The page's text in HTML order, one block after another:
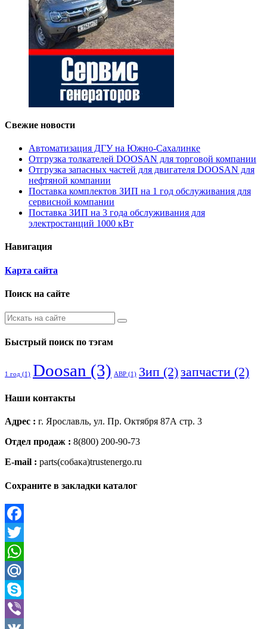
Свежие новости
Автоматизация ДГУ на Южно-Сахалинке
Отгрузка толкателей DOOSAN для торговой компании
Отгрузка запасных частей для двигателя DOOSAN для
нефтяной компании
Поставка комплектов ЗИП на 1 год обслуживания для
сервисной компании
Поставка ЗИП на 3 года обслуживания для
электростанций 1000 кВт
Навигация
Карта сайта
Поиск на сайте
Быстрый поиск по тэгам
1 год (1) Doosan (3) АВР (1) Зип (2)запчасти (2)
Наши контакты
Адрес : г. Ярославль, ул. Пр. Октября 87А стр. 3
Отдел продаж : 8(800) 200-90-73
E-mail : parts(собака)trustenergo.ru
Сохраните в закладки каталог
Facebook
Twitter
WhatsApp
Mail.Ru
Skype